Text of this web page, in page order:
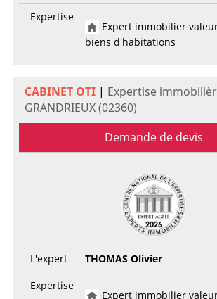
Expertise
Expert immobilier
biens d'habitations
CABINET OTI| Expertise
GRANDRIEUX (02360)
Demande de devis
L'expert
THOMAS Olivier
Expertise
Expert immobilier